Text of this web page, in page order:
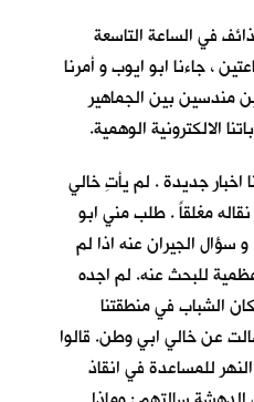
في الساعة التاسعة
، جاءنا ابو ايوب و أمرنا
مندسين بين الجماهير
الالكترونية الوهمية.
جديدة . لم يأتِ خالي
مغلقاً . طلب مني ابو
سؤال الجيران عنه اذا لم
للبحث عنه. لم اجده
الشباب في منطقتنا
عن خالي ابي وطن. قالوا
للمساعدة في انقاذ